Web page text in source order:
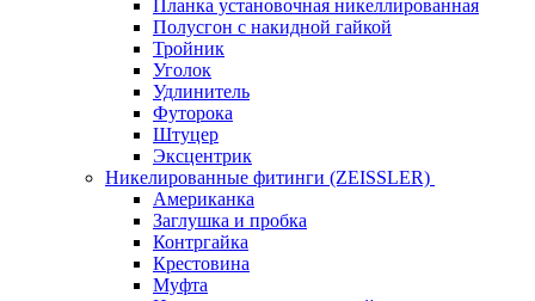
Планка установочная никеллированная
Полусгон с накидной гайкой
Тройник
Уголок
Удлинитель
Футорока
Штуцер
Эксцентрик
Никелированные фитинги (ZEISSLER)
Американка
Заглушка и пробка
Контргайка
Крестовина
Муфта